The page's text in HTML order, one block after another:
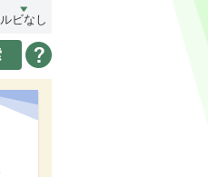
ルビなし